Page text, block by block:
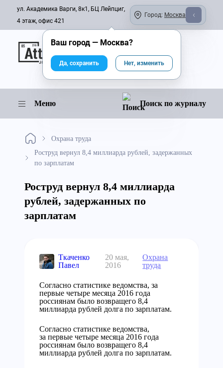
ул. Академика Варги, 8к1, БЦ Лейпциг,
4 этаж, офис 421
Город: Москва
Онлайн-журнал
Меню Поиск по журналу
Охрана труда
Роструд вернул 8,4 миллиарда рублей, задержанных
по зарплатам
Роструд вернул 8,4 миллиарда
рублей, задержанных по
зарплатам
Ткаченко
Павел
20 мая,
2016
Охрана
труда
Согласно статистике ведомства, за
первые четыре месяца 2016 года
россиянам было возвращего 8,4
миллиарда рублей долга по зарплатам.
Согласно статистике ведомства,
за первые четыре месяца 2016 года
россиянам было возвращего 8,4
миллиарда рублей долга по зарплатам.
Ваш город — Москва?
Да, сохранить Нет, изменить